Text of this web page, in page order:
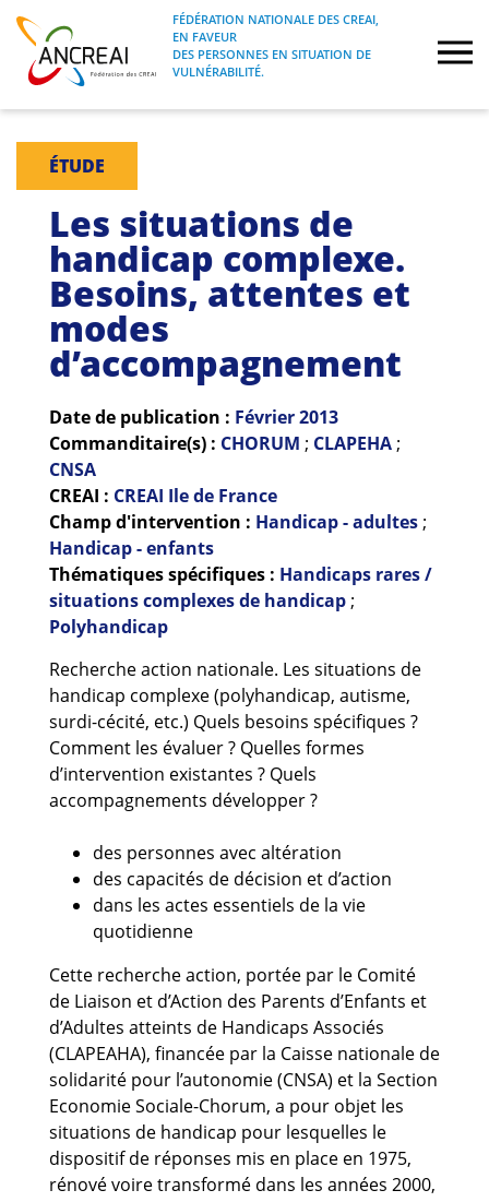
Skip
content
ANCREAI
FÉDÉRATION NATIONALE DES CREAI, EN
FAVEUR DES PERSONNES EN SITUATION
FÉDÉRATION NATIONALE DES CREAI,
EN FAVEUR
DES PERSONNES EN SITUATION DE
VULNÉRABILITÉ.
À propos
Journées nationales
Formations
Projets Fédéraux
Espace emploi
Guides et outils
Actualités
ARSENE
ÉTUDE
Les situations de
handicap complexe.
Besoins, attentes et
modes
d’accompagnement
Date de publication : Février2013
Commanditaire(s) : CHORUM ; CLAPEHA;
CNSA
CREAI : CREAI Ile de France
Champ d'intervention : Handicap - adultes;
Handicap - enfants
Thématiques spécifiques : Handicaps rares /
situations complexes de handicap;
Polyhandicap
Recherche action nationale. Les situations de
handicap complexe (polyhandicap, autisme,
surdi-cécité, etc.) Quels besoins spécifiques ?
Comment les évaluer ? Quelles formes
d’intervention existantes ? Quels
accompagnements développer ?
des personnes avec altération
des capacités de décision et d’action
dans les actes essentiels de la vie
quotidienne
Cette recherche action, portée par le Comité
de Liaison et d’Action des Parents d’Enfants et
d’Adultes atteints de Handicaps Associés
(CLAPEAHA), financée par la Caisse nationale de
solidarité pour l’autonomie (CNSA) et la Section
Economie Sociale-Chorum, a pour objet les
situations de handicap pour lesquelles le
dispositif de réponses mis en place en 1975,
rénové voire transformé dans les années 2000,